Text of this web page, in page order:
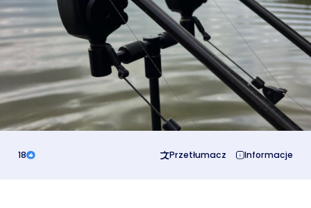
Business
18 Przetłumacz Informacje